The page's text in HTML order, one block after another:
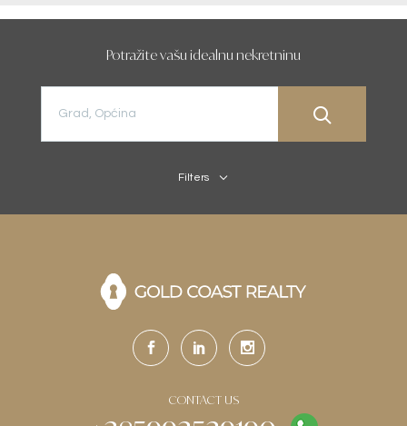
Potražite vašu idealnu nekretninu
Filters
CONTACT US